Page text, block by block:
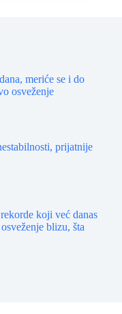
meriće se i do
osveženje
prijatnije
koji već danas
blizu, šta